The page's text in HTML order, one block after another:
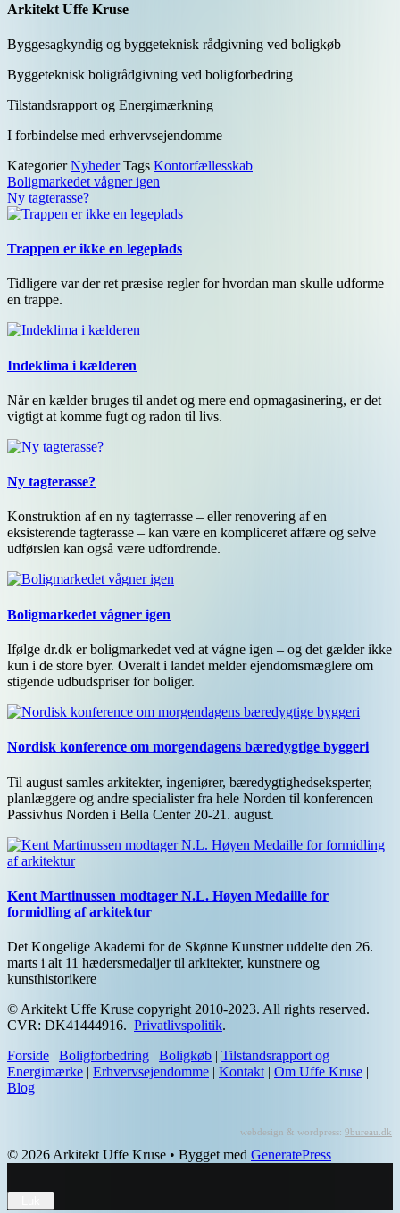
Arkitekt Uffe Kruse
Byggesagkyndig og byggeteknisk rådgivning ved boligkøb
Byggeteknisk boligrådgivning ved boligforbedring
Tilstandsrapport og Energimærkning
I forbindelse med erhvervsejendomme
KategorierNyheder Tags Kontorfællesskab
Boligmarkedet vågner igen
Ny tagterasse?
Trappen er ikke en legeplads
Tidligere var der ret præsise regler for hvordan man skulle udforme
en trappe.
Indeklima i kælderen
Når en kælder bruges til andet og mere end opmagasinering, er det
vigtigt at komme fugt og radon til livs.
Ny tagterasse?
Konstruktion af en ny tagterrasse – eller renovering af en
eksisterende tagterasse – kan være en kompliceret affære og selve
udførslen kan også være udfordrende.
Boligmarkedet vågner igen
Ifølge dr.dk er boligmarkedet ved at vågne igen – og det gælder ikke
kun i de store byer. Overalt i landet melder ejendomsmæglere om
stigende udbudspriser for boliger.
Nordisk konference om morgendagens bæredygtige byggeri
Til august samles arkitekter, ingeniører, bæredygtighedseksperter,
planlæggere og andre specialister fra hele Norden til konferencen
Passivhus Norden i Bella Center 20-21. august.
Kent Martinussen modtager N.L. Høyen Medaille for
formidling af arkitektur
Det Kongelige Akademi for de Skønne Kunstner uddelte den 26.
marts i alt 11 hædersmedaljer til arkitekter, kunstnere og
kunsthistorikere
© Arkitekt Uffe Kruse copyright 2010-2023. All rights reserved.
CVR: DK41444916. Privatlivspolitik.
Forside | Boligforbedring | Boligkøb | Tilstandsrapport og
Energimærke | Erhvervsejendomme | Kontakt | Om Uffe Kruse |
Blog
webdesign & wordpress: 9bureau.dk
© 2026 Arkitekt Uffe Kruse • Bygget med GeneratePress